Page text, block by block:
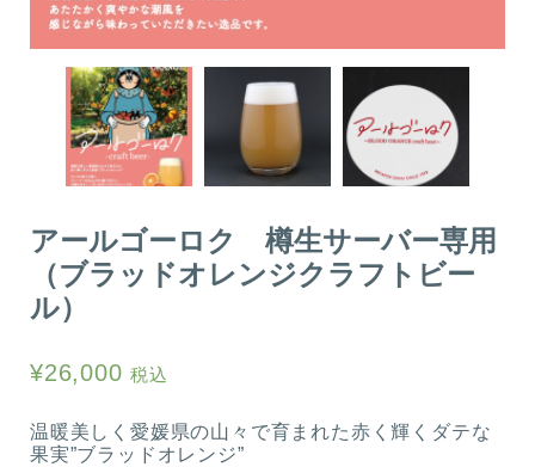
アールゴーロク 樽生サーバー専用
（ブラッドオレンジクラフトビー
ル）
¥26,000 税込
温暖美しく愛媛県の山々で育まれた赤く輝くダテな
果実”ブラッドオレンジ”